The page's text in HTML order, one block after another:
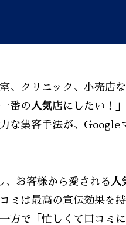
、クリニック、小売店
番の 人気店にしたい！
な集客手法が、Google
お客様から愛される 人
ミは最高の宣伝効果を
方で「忙しくて口コミ